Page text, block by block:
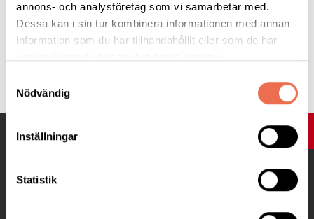
annons- och analysföretag som vi samarbetar med.
Dessa kan i sin tur kombinera informationen med annan
information som du har tillhandahållit eller som de har
Nödvändig
Inställningar
Statistik
Välkomna!
Tipsa
UPP